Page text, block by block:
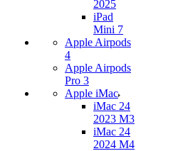
2025
iPad
Mini 7
Apple Airpods
4
Apple Airpods
Pro 3
Apple iMac
iMac 24
2023 M3
iMac 24
2024 M4